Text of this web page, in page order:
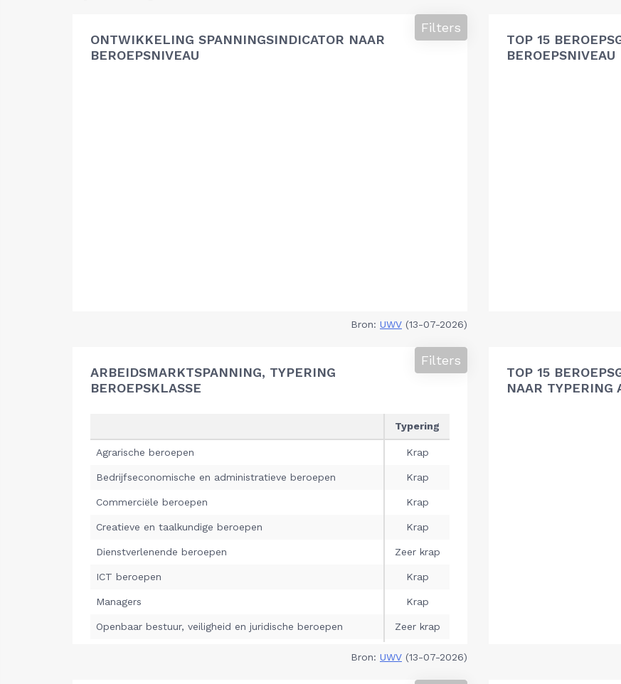
ONTWIKKELING SPANNINGSINDICATOR NAAR
BEROEPSNIVEAU
Filters
Bron: UWV (13-07-2026)
TOP 15
BEROEPSNIVEAU
ARBEIDSMARKTSPANNING, TYPERING
BEROEPSKLASSE
Filters
Bron: UWV (13-07-2026)
TOP 15
NAAR TYPERING